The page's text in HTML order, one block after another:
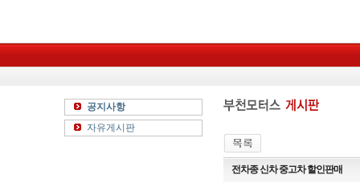
공지사항
자유게시판
전차종 신차 중고차 할인판매